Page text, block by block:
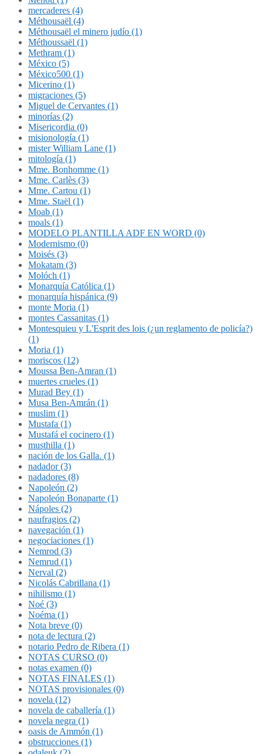
mercaderes (4)
Méthousaël (4)
Méthousaël el minero judío (1)
Méthoussaël (1)
Methram (1)
México (5)
México500 (1)
Micerino (1)
migraciones (5)
Miguel de Cervantes (1)
minorías (2)
Misericordia (0)
misionología (1)
mister William Lane (1)
mitología (1)
Mme. Bonhomme (1)
Mme. Carlès (3)
Mme. Cartou (1)
Mme. Staël (1)
Moab (1)
moals (1)
MODELO PLANTILLA ADF EN WORD (0)
Modernismo (0)
Moisés (3)
Mokatam (3)
Molóch (1)
Monarquía Católica (1)
monarquía hispánica (9)
monte Moria (1)
montes Cassanitas (1)
Montesquieu y L'Esprit des lois (¿un reglamento de policía?)
(1)
Moria (1)
moriscos (12)
Moussa Ben-Amran (1)
muertes crueles (1)
Murad Bey (1)
Musa Ben-Amrán (1)
muslim (1)
Mustafa (1)
Mustafá el cocinero (1)
musthilla (1)
nación de los Galla. (1)
nadador (3)
nadadores (8)
Napoleón (2)
Napoleón Bonaparte (1)
Nápoles (2)
naufragios (2)
navegación (1)
negociaciones (1)
Nemrod (3)
Nemrud (1)
Nerval (2)
Nicolás Cabrillana (1)
nihilismo (1)
Noé (3)
Noéma (1)
Nota breve (0)
nota de lectura (2)
notario Pedro de Ribera (1)
NOTAS CURSO (0)
notas examen (0)
NOTAS FINALES (1)
NOTAS provisionales (0)
novela (12)
novela de caballería (1)
novela negra (1)
oasis de Ammón (1)
obstrucciones (1)